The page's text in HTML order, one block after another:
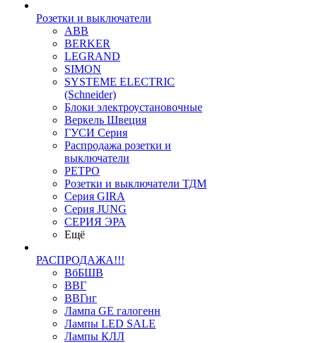
Розетки и выключатели
ABB
BERKER
LEGRAND
SIMON
SYSTEME ELECTRIC
(Schneider)
Блоки электроустановочные
Веркель Швеция
ГУСИ Серия
Распродажа розетки и
выключатели
РЕТРО
Розетки и выключатели ТДМ
Серия GIRA
Серия JUNG
СЕРИЯ ЭРА
Ещё
РАСПРОДАЖА!!!
ВбБШВ
ВВГ
ВВГнг
Лампа GE галогенн
Лампы LED SALE
Лампы КЛЛ